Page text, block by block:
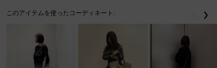
このアイテムを使ったコーディネート: 戻る